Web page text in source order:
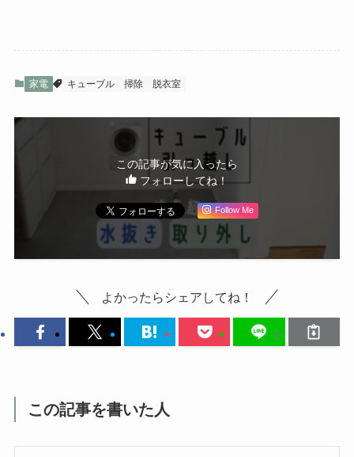
家電 キューブル 掃除 脱衣室
この記事が気に入ったら
フォローしてね！
Follow Me
よかったらシェアしてね！
この記事を書いた人